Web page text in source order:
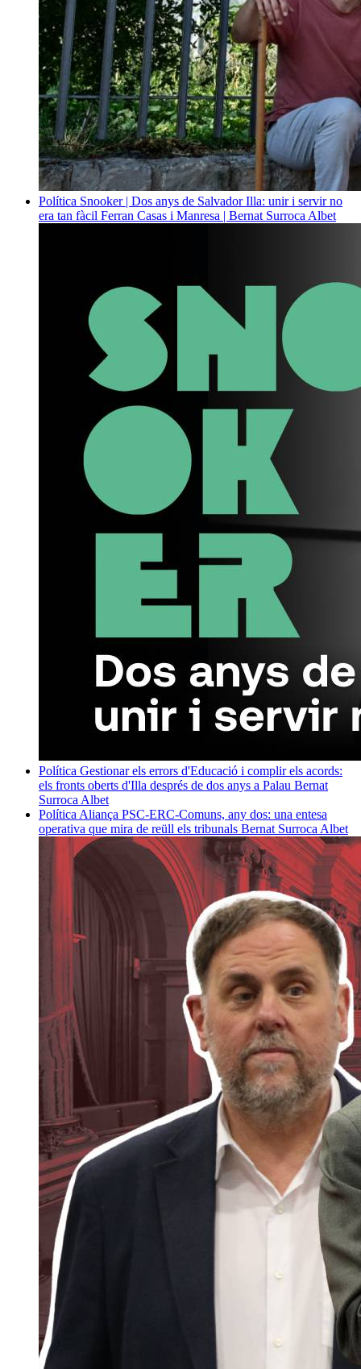
Política Snooker | Dos anys de Salvador Illa: unir i servir no
era tan fàcil Ferran Casas i Manresa | Bernat Surroca Albet
Política Gestionar els errors d'Educació i complir els acords:
els fronts oberts d'Illa després de dos anys a Palau Bernat
Surroca Albet
Política Aliança PSC-ERC-Comuns, any dos: una entesa
operativa que mira de reüll els tribunals Bernat Surroca Albet